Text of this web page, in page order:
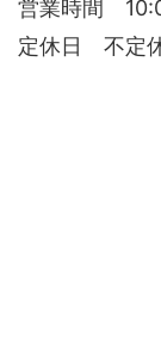
営業時間
定休日 不定